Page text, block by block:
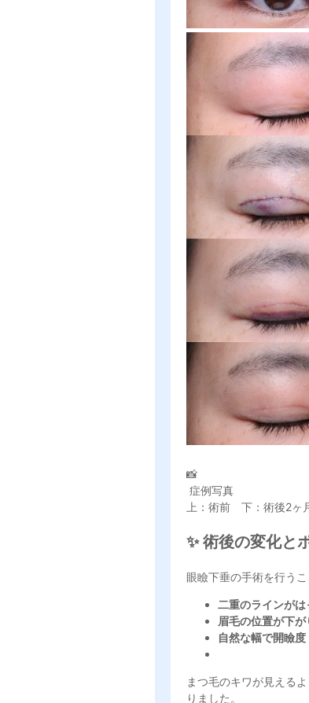
📸
症例写真
上：術前 下：術後2ヶ
✨ 術後の変化と
眼瞼下垂の手術を行う
二重のラインがは
眉毛の位置が下
自然な幅で開瞼
まつ毛のキワが見える
りました。